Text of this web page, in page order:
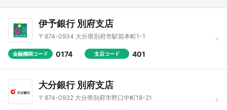
伊予銀行 別府支店
〒874-0934 大分県別府市駅前本町1-1
金融機関コード 0174 支店コード 401
大分銀行 別府支店
〒874-0932 大分県別府市野口中町18-21